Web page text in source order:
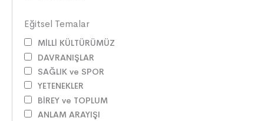
Eğitsel Temalar
MİLLİ KÜLTÜRÜMÜZ
DAVRANIŞLAR
SAĞLIK ve SPOR
YETENEKLER
BİREY ve TOPLUM
ANLAM ARAYIŞI